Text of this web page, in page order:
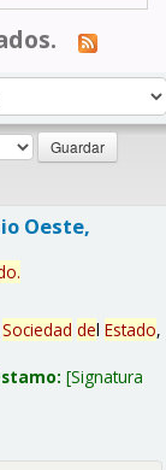
Oeste,
.
Sociedad del Estado,
Signatura